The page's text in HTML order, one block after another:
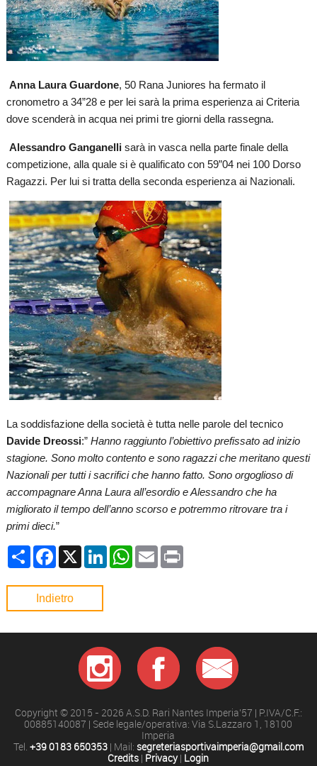
Anna Laura Guardone, 50 Rana Juniores ha fermato il
cronometro a 34”28 e per lei sarà la prima esperienza ai Criteria
dove scenderà in acqua nei primi tre giorni della rassegna.
Alessandro Ganganellisarà in vasca nella parte finale della
competizione, alla quale si è qualificato con 59”04 nei 100 Dorso
Ragazzi. Per lui si tratta della seconda esperienza ai Nazionali.
La soddisfazione della società è tutta nelle parole del tecnico
Davide Dreossi:” Hanno raggiunto l’obiettivo prefissato ad inizio
stagione. Sono molto contento e sono ragazzi che meritano questi
Nazionali per tutti i sacrifici che hanno fatto. Sono orgoglioso di
accompagnare Anna Laura all’esordio e Alessandro che ha
migliorato il tempo dell’anno scorso e potremmo ritrovare tra i
primi dieci.”
CondividiFacebook
X LinkedInWhatsApp
EmailPrint
Indietro
Copyright © 2015 - 2026 A.S.D. Rari Nantes Imperia'57 | P.IVA/C.F.:
00885140087 | Sede legale/operativa: Via S.Lazzaro 1, 18100
Imperia
Tel. +39 0183 650353| Mail: segreteriasportivaimperia@gmail.com
Credits | Privacy| Login